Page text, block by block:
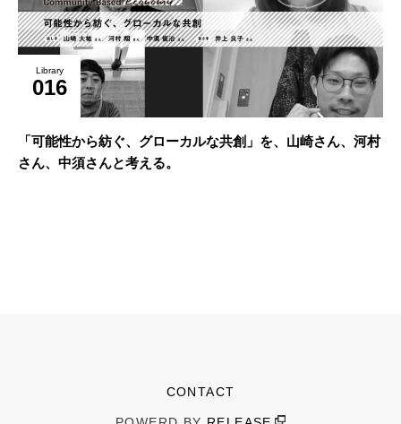
Library
016
「可能性から紡ぐ、グローカルな共創」を、山崎さん、河村
さん、中須さんと考える。
CONTACT